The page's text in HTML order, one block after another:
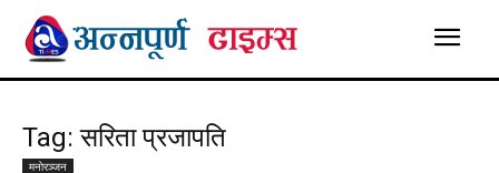
Tag: सरिता प्रजापति
मनाेरञ्जन